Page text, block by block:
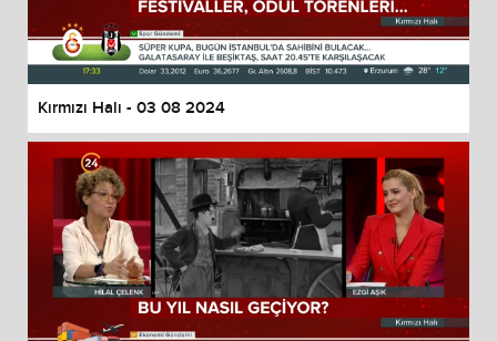
Kırmızı Halı - 03 08 2024